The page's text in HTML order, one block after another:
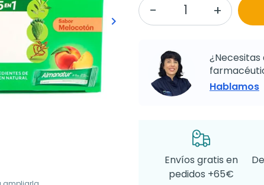
Siguiente
keyboard_arrow_right
¿Necesitas
Hablamos
Envíos gratis en
pedidos +65€